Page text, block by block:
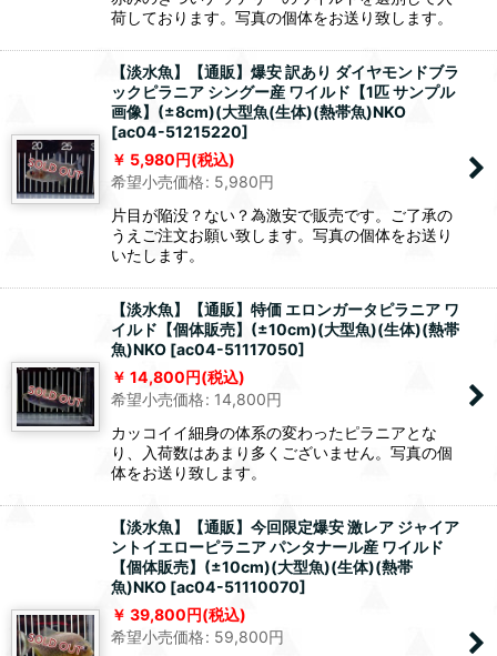
荷しております。写真の個体をお送り致します。
【淡水魚】【通販】爆安 訳あり ダイヤモンドブラ
ックピラニア シングー産 ワイルド【1匹 サンプル
画像】(±8cm)(大型魚(生体)(熱帯魚)NKO
[ac04-51215220]
5,980円(税込)
希望小売価格: 5,980円
片目が陥没？ない？為激安で販売です。ご了承の
うえご注文お願い致します。写真の個体をお送り
いたします。
【淡水魚】【通販】特価 エロンガータピラニア ワ
イルド【個体販売】(±10cm)(大型魚)(生体)(熱帯
魚)NKO [ac04-51117050]
14,800円(税込)
希望小売価格: 14,800円
カッコイイ細身の体系の変わったピラニアとな
り、入荷数はあまり多くございません。写真の個
体をお送り致します。
【淡水魚】【通販】今回限定爆安 激レア ジャイア
ントイエローピラニア パンタナール産 ワイルド
【個体販売】(±10cm)(大型魚)(生体)(熱帯
魚)NKO [ac04-51110070]
39,800円(税込)
希望小売価格: 59,800円